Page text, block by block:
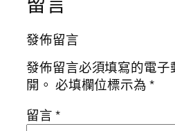
發佈留言
發佈留言必須填寫的電子
開。 必填欄位標示為*
留言*